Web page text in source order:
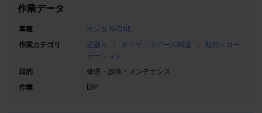
作業データ
車種
ホンダ N-ONE
作業カテゴリ
足廻り タイヤ・ホイール関連
取付・ロー
テーション
目的
修理・故障・メンテナンス
作業
DIY